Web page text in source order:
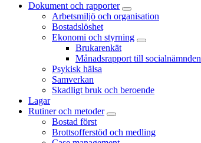
Dokument och rapporter
Arbetsmiljö och organisation
Bostadslöshet
Ekonomi och styrning
Brukarenkät
Månadsrapport till socialnämnden
Psykisk hälsa
Samverkan
Skadligt bruk och beroende
Lagar
Rutiner och metoder
Bostad först
Brottsofferstöd och medling